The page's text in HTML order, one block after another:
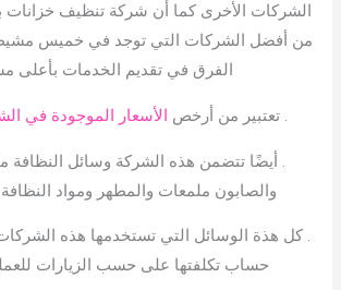
الشركات الأخرى كما أن شركة تنظيف
من أفضل الشركات التي توجد في خميس
الفرق في تقديم الخدمات بأعلى
. تعتبير من أرخص الأسعار الموجودة في
. أيضًا تتضمن هذه الشركة وسائل النظافة
والصابون ملمعات والمطهر ومواد
. كل هذة الوسائل التي تستخدمها هذه
حساب تكلفتها على حسب الزيارات